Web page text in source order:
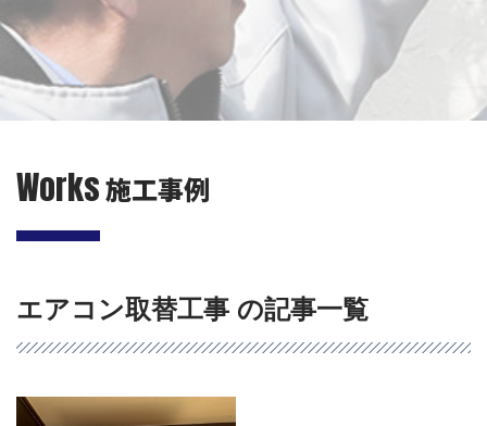
Works施工事例
エアコン取替工事 の記事一覧